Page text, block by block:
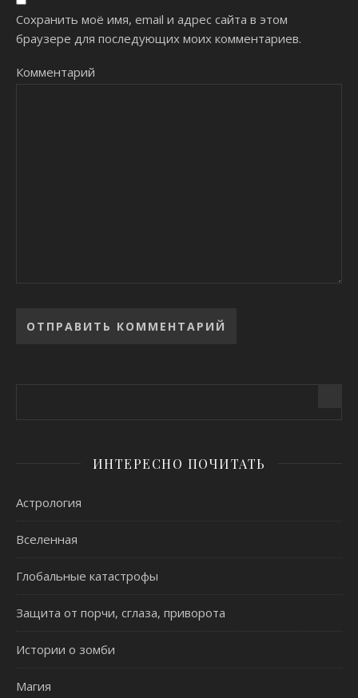
Сохранить моё имя, email и адрес сайта в этом
браузере для последующих моих комментариев.
Комментарий
ИНТЕРЕСНО ПОЧИТАТЬ
Астрология
Вселенная
Глобальные катастрофы
Защита от порчи, сглаза, приворота
Истории о зомби
Магия